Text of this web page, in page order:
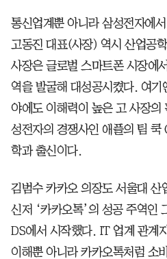
통신업계뿐 아니라 삼성전자에
고동진 대표(사장) 역시 산업공
사장은 글로벌 스마트폰 시장에
역을 발굴해 대성공시켰다. 여기
야에도 이해력이 높은 고 사장의
성전자의 경쟁사인 애플의 팀 쿡
학과 출신이다.
김범수 카카오 의장도 서울대 산
신저 ‘카카오톡’의 성공 주역인
DS에서 시작했다. IT 업계 관계
이해뿐 아니라 카카오톡처럼 소